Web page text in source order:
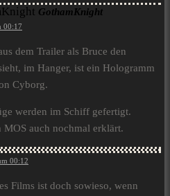
GothamKnight
00:17
dem Trailer als Bruce den
im Hanger, ist ein Hologramm
Cyborg.
werden im Schiff gefertigt.
MOS auch nochmal erklärt.
00:12
Films ist doch sowieso, wenn